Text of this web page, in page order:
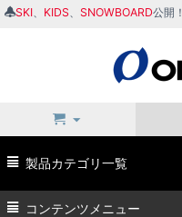
SKI KIDS SNOWBOARD公開！
製品カテゴリ一覧
コンテンツメニュー